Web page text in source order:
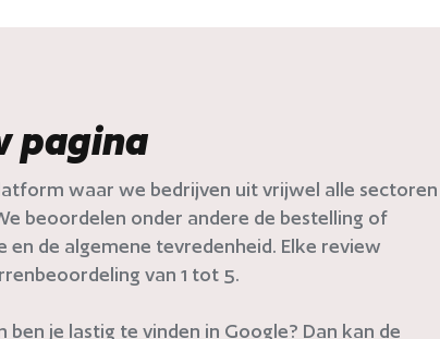
pagina
waar we bedrijven uit vrijwel alle sectoren
beoordelen onder andere de bestelling of
en de algemene tevredenheid. Elke review
van 1 tot 5.
ben je lastig te vinden in Google? Dan kan de